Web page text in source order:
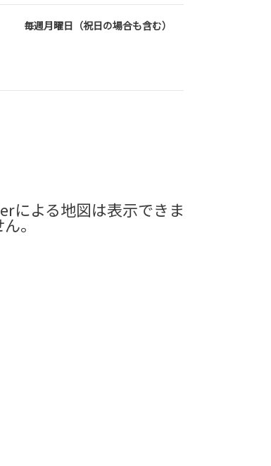
毎週月曜日（祝日の場合も含む）
による地図は表示できま
。